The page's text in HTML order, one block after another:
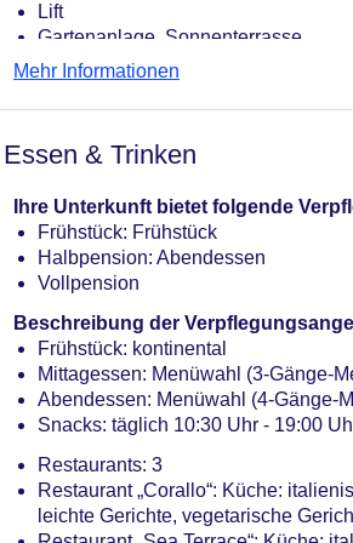
Lift
Gartenanlage, Sonnenterrasse
Pools: 2
Thalassopool „Talasso & relax
Badetücher: ohne Gebühr
Wäscheservice: gegen Gebühr
Concierge Service, Gepäckservice
Zahlungsarten: TUI Card / VISA,
Haustier: Hund erlaubt: ab 35 EUR,
Parkmöglichkeiten: Parkplatz (nach
Tagungseinrichtungen:
gegen Gebühr
Gebäudeanzahl: 1, Etagen: 3,
Landeskategorie: 5 Sterne
Mehr Informationen
Essen & Trinken
Ihre Unterkunft bietet folgende
Frühstück: Frühstück
Halbpension: Abendessen
Vollpension
Beschreibung der
Frühstück: kontinental
Mittagessen: Menüwahl (3-Gänge-
Abendessen: Menüwahl (4-Gänge-
Snacks: täglich 10:30 Uhr - 19:00
Restaurants: 3
Restaurant „Corallo“: Küche:
leichte Gerichte, vegetarische